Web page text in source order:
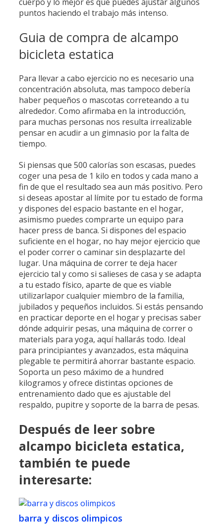
puntos haciendo el trabajo más intenso.
Guia de compra de alcampo
bicicleta estatica
Para llevar a cabo ejercicio no es necesario una
concentración absoluta, mas tampoco debería
haber pequeños o mascotas correteando a tu
alrededor. ​Como afirmaba en la introducción,
para muchas personas nos resulta irrealizable
pensar en acudir a un gimnasio por la falta de
tiempo.
Si piensas que 500 calorías son escasas, puedes
coger una pesa de 1 kilo en todos y cada mano a
fin de que el resultado sea aun más positivo. Pero
si deseas apostar al límite por tu estado de forma
y dispones del espacio bastante en el hogar,
asimismo puedes comprarte un equipo para
hacer press de banca. Si dispones del espacio
suficiente en el hogar, no hay mejor ejercicio que
el poder correr o caminar sin desplazarte del
lugar. Una máquina de correr te deja hacer
ejercicio tal y como si salieses de casa y se adapta
a tu estado físico, aparte de que es viable
utilizarlapor cualquier miembro de la familia,
jubilados y pequeños incluidos. Si estás pensando
en practicar deporte en el hogar y precisas saber
dónde adquirir pesas, una máquina de correr o
materials para yoga, aquí hallarás todo. Ideal
para principiantes y avanzados, esta máquina
plegable te permitirá ahorrar bastante espacio.
Soporta un peso máximo de a hundred
kilogramos y ofrece distintas opciones de
entrenamiento dado que es ajustable del
respaldo, pupitre y soporte de la barra de pesas.
Después de leer sobre
alcampo bicicleta estatica,
también te puede
interesarte:
barra y discos olimpicos